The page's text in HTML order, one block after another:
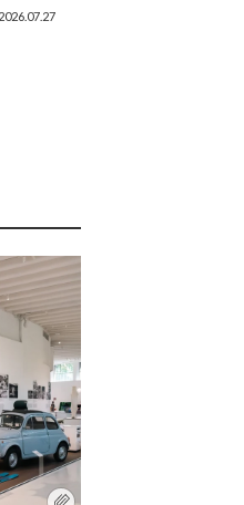
2026.07.27